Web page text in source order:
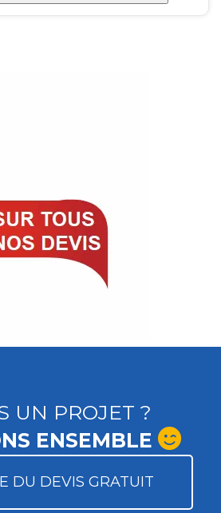
UN PROJET ?
ENSEMBLE
DU DEVIS GRATUIT